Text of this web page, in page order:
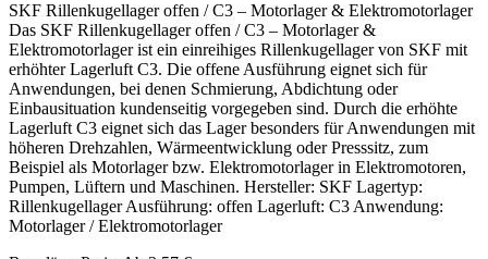
SKF Rillenkugellager offen / C3 – Motorlager & Elektromotorlager
Das SKF Rillenkugellager offen / C3 – Motorlager &
Elektromotorlager ist ein einreihiges Rillenkugellager von SKF mit
erhöhter Lagerluft C3. Die offene Ausführung eignet sich für
Anwendungen, bei denen Schmierung, Abdichtung oder
Einbausituation kundenseitig vorgegeben sind. Durch die erhöhte
Lagerluft C3 eignet sich das Lager besonders für Anwendungen mit
höheren Drehzahlen, Wärmeentwicklung oder Presssitz, zum
Beispiel als Motorlager bzw. Elektromotorlager in Elektromotoren,
Pumpen, Lüftern und Maschinen. Hersteller: SKF Lagertyp:
Rillenkugellager Ausführung: offen Lagerluft: C3 Anwendung:
Motorlager / Elektromotorlager